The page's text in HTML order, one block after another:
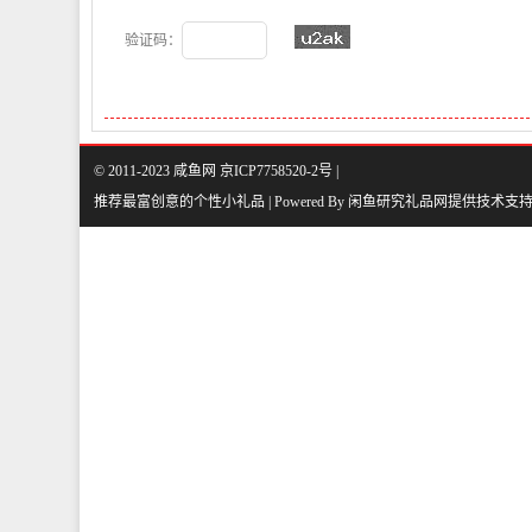
验证码：
© 2011-2023 咸鱼网 京ICP7758520-2号 |
推荐最富创意的个性小礼品 | Powered By 闲鱼研究礼品网提供技术支持